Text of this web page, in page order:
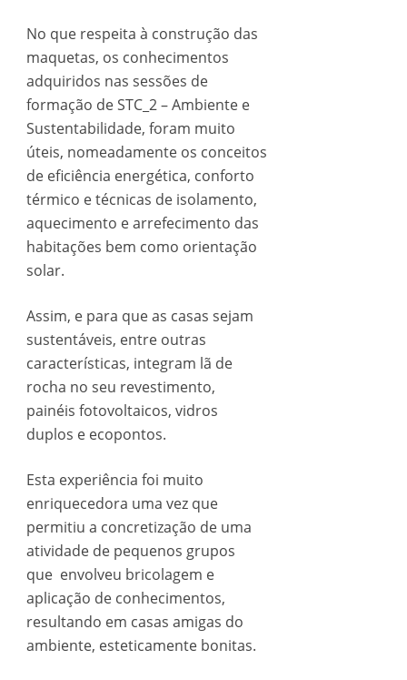
No que respeita à construção das
maquetas, os conhecimentos
adquiridos nas sessões de
formação de STC_2 – Ambiente e
Sustentabilidade, foram muito
úteis, nomeadamente os conceitos
de eficiência energética, conforto
térmico e técnicas de isolamento,
aquecimento e arrefecimento das
habitações bem como orientação
solar.
Assim, e para que as casas sejam
sustentáveis, entre outras
características, integram lã de
rocha no seu revestimento,
painéis fotovoltaicos, vidros
duplos e ecopontos.
Esta experiência foi muito
enriquecedora uma vez que
permitiu a concretização de uma
atividade de pequenos grupos
que envolveu bricolagem e
aplicação de conhecimentos,
resultando em casas amigas do
ambiente, esteticamente bonitas.